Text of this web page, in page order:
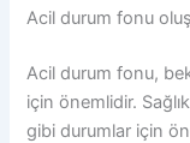
Acil durum fonu
Acil durum fonu,
için önemlidir.
gibi durumlar için